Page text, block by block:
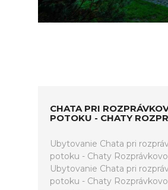
CHATA PRI
POTOKU - CHATY
Ubytovanie Chata pri
potoku - Chaty
Ubytovanie Chata pri
potoku - Chaty